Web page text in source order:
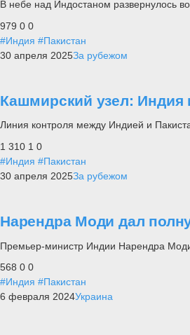
В небе над Индостаном развернулось
979 0 0
#Индия #Пакистан
30 апреля 2025За рубежом
Кашмирский узел: Индия
Линия контроля между Индией и
1 310 1 0
#Индия #Пакистан
30 апреля 2025За рубежом
Нарендра Моди дал
Премьер-министр Индии Нарендра
568 0 0
#Индия #Пакистан
6 февраля 2024Украина